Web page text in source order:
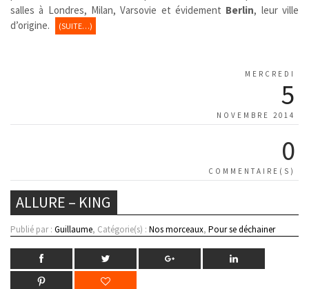
salles à Londres, Milan, Varsovie et évidement Berlin, leur ville
d’origine.
(SUITE…)
MERCREDI
5
NOVEMBRE 2014
0
COMMENTAIRE(S)
ALLURE – KING
Publié par : Guillaume, Catégorie(s) : Nos morceaux, Pour se déchainer